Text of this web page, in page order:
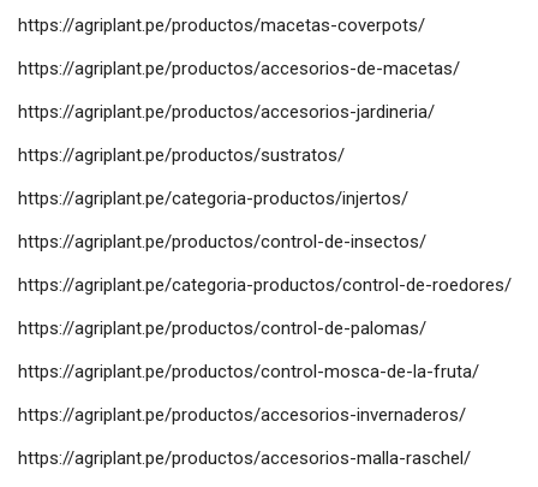
https://agriplant.pe/productos/macetas-coverpots/
https://agriplant.pe/productos/accesorios-de-macetas/
https://agriplant.pe/productos/accesorios-jardineria/
https://agriplant.pe/productos/sustratos/
https://agriplant.pe/categoria-productos/injertos/
https://agriplant.pe/productos/control-de-insectos/
https://agriplant.pe/categoria-productos/control-de-roedores/
https://agriplant.pe/productos/control-de-palomas/
https://agriplant.pe/productos/control-mosca-de-la-fruta/
https://agriplant.pe/productos/accesorios-invernaderos/
https://agriplant.pe/productos/accesorios-malla-raschel/